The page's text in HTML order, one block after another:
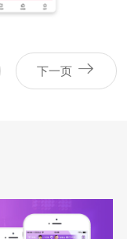
下一页